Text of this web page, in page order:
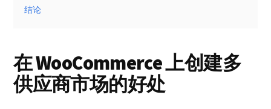
结论
在 WooCommerce 上创建多
供应商市场的好处